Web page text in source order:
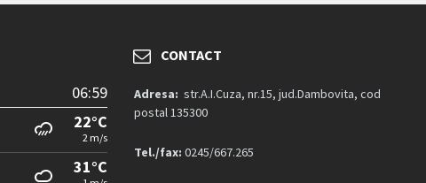
06:59
22°C
2 m/s
31°C
CONTACT
Adresa: str.A.I.Cuza, nr.15, jud.Dambovita, cod
postal 135300
Tel./fax: 0245/667.265